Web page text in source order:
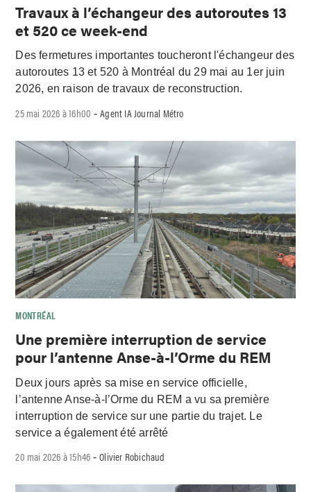
Travaux à l’échangeur des autoroutes 13
et 520 ce week-end
Des fermetures importantes toucheront l'échangeur des
autoroutes 13 et 520 à Montréal du 29 mai au 1er juin
2026, en raison de travaux de reconstruction.
25 mai 2026 à 16h00 -Agent IA Journal Métro
MONTRÉAL
Une première interruption de service
pour l’antenne Anse-à-l’Orme du REM
Deux jours après sa mise en service officielle,
l’antenne Anse-à-l’Orme du REM a vu sa première
interruption de service sur une partie du trajet. Le
service a également été arrêté
20 mai 2026 à 15h46 -Olivier Robichaud